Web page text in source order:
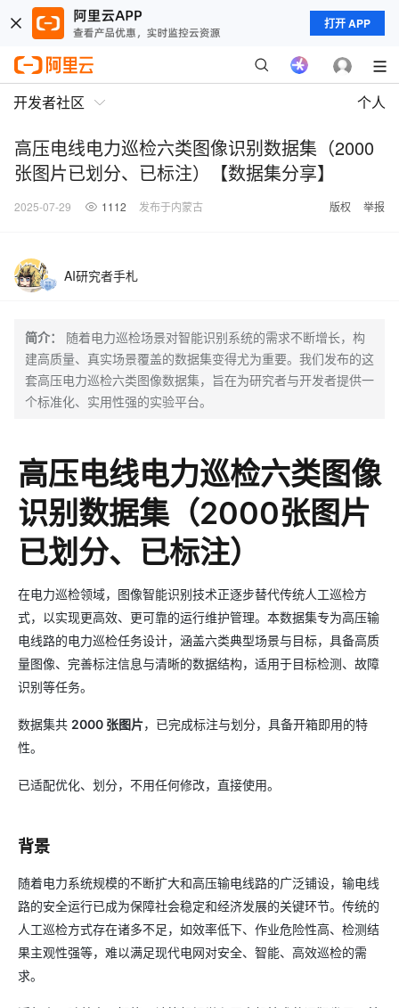
打开 APP
开发者社区 个人
高压电线电力巡检六类图像识别数据集（2000
张图片已划分、已标注）【数据集分享】
2025-07-29 1112 发布于内蒙古 版权 举报
AI研究者手札
简介：
随着电力巡检场景对智能识别系统的需求不断增长，构
建高质量、真实场景覆盖的数据集变得尤为重要。我们发布的这
套高压电力巡检六类图像数据集，旨在为研究者与开发者提供一
个标准化、实用性强的实验平台。
高压电线电力巡检六类图像
识别数据集（2000张图片
已划分、已标注）
在电力巡检领域，图像智能识别技术正逐步替代传统人工巡检方
式，以实现更高效、更可靠的运行维护管理。本数据集专为高压输
电线路的电力巡检任务设计，涵盖六类典型场景与目标，具备高质
量图像、完善标注信息与清晰的数据结构，适用于目标检测、故障
识别等任务。
数据集共 2000 张图片，已完成标注与划分，具备开箱即用的特
性。
已适配优化、划分，不用任何修改，直接使用。
背景
随着电力系统规模的不断扩大和高压输电线路的广泛铺设，输电线
路的安全运行已成为保障社会稳定和经济发展的关键环节。传统的
人工巡检方式存在诸多不足，如效率低下、作业危险性高、检测结
果主观性强等，难以满足现代电网对安全、智能、高效巡检的需
求。